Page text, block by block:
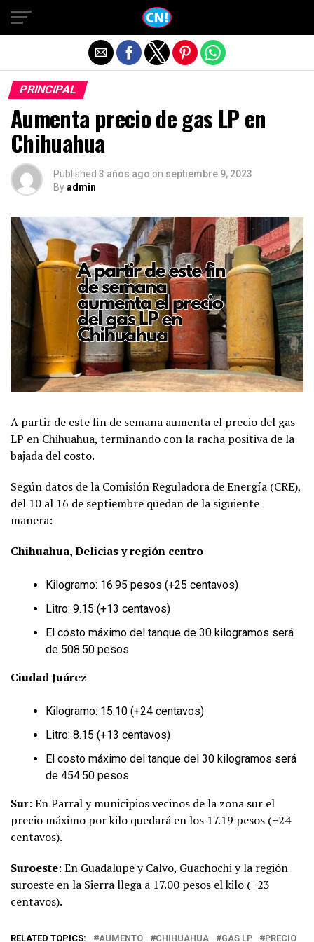
PRINCIPAL
Aumenta precio de gas LP en
Chihuahua
Published 3 años ago on septiembre 9, 2023
Byadmin
A partir de este fin de semana aumenta el precio del gas
LP en Chihuahua, terminando con la racha positiva de la
bajada del costo.
Según datos de la Comisión Reguladora de Energía (CRE),
del 10 al 16 de septiembre quedan de la siguiente
manera:
Chihuahua, Delicias y región centro
Kilogramo: 16.95 pesos (+25 centavos)
Litro: 9.15 (+13 centavos)
El costo máximo del tanque de 30 kilogramos será
de 508.50 pesos
Ciudad Juárez
Kilogramo: 15.10 (+24 centavos)
Litro: 8.15 (+13 centavos)
El costo máximo del tanque del 30 kilogramos será
de 454.50 pesos
Sur: En Parral y municipios vecinos de la zona sur el
precio máximo por kilo quedará en los 17.19 pesos (+24
centavos).
Suroeste: En Guadalupe y Calvo, Guachochi y la región
suroeste en la Sierra llega a 17.00 pesos el kilo (+23
centavos).
RELATED TOPICS: AUMENTO CHIHUAHUA GAS LP PRECIO
Salir de la versión móvil